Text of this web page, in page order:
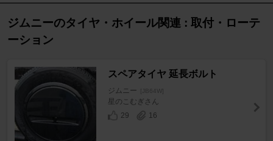
ジムニーのタイヤ・ホイール関連 : 取付・ローテ
ーション
スペアタイヤ 延長ボルト
ジムニー [JB64W]
星のこむぎさん
29
16